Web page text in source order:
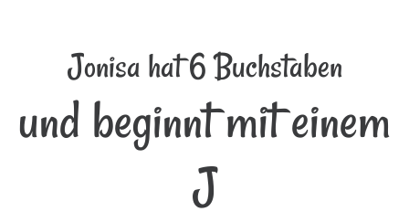
Jonisa hat 6 Buchstaben
und beginnt mit einem
J